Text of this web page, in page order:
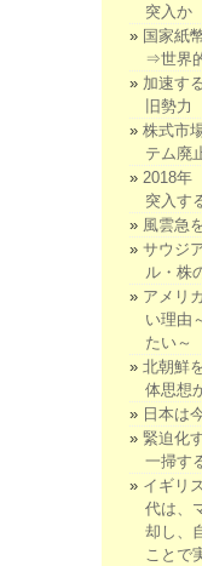
突入か
国家紙
⇒世界
加速す
旧勢力
株式市
テム廃
2018年
突入す
風雲急
サウジ
ル・株
アメリ
い理由
たい～
北朝鮮
体思想
日本は
緊迫化
一掃す
イギリ
代は、
却し、
ことで